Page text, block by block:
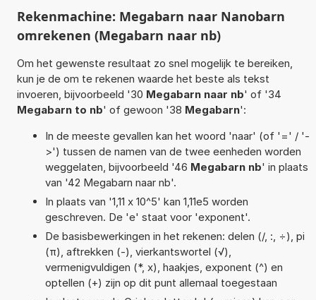
Rekenmachine: Megabarn naar Nanobarn
omrekenen (Megabarn naar nb)
Om het gewenste resultaat zo snel mogelijk te bereiken,
kun je de om te rekenen waarde het beste als tekst
invoeren, bijvoorbeeld '30 Megabarn naar nb' of '34
Megabarn to nb' of gewoon '38 Megabarn':
In de meeste gevallen kan het woord 'naar' (of '=' / '-
>') tussen de namen van de twee eenheden worden
weggelaten, bijvoorbeeld '46 Megabarn nb' in plaats
van '42 Megabarn naar nb'.
In plaats van '1,11 x 10^5' kan 1,11e5 worden
geschreven. De 'e' staat voor 'exponent'.
De basisbewerkingen in het rekenen: delen (/, :, ÷), pi
(π), aftrekken (-), vierkantswortel (√),
vermenigvuldigen (*, x), haakjes, exponent (^) en
optellen (+) zijn op dit punt allemaal toegestaan